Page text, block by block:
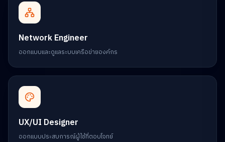
Network Engineer
ออกแบบและดูแลระบบเครือข่ายองค์กร
UX/UI Designer
ออกแบบประสบการณ์ผู้ใช้ที่ตอบโจทย์